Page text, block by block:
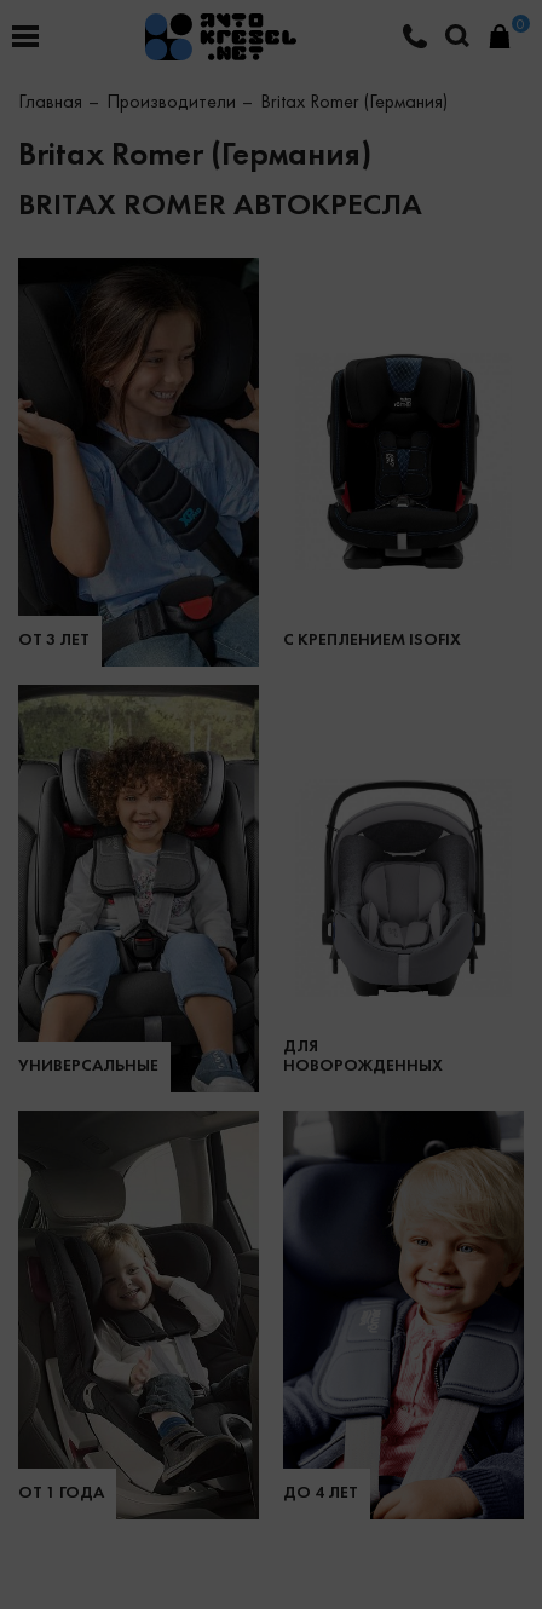
0
Главная Производители Britax Romer (Германия)
Britax Romer (Германия)
BRITAX ROMER АВТОКРЕСЛА
ОТ 3 ЛЕТ С КРЕПЛЕНИЕМ ISOFIX
УНИВЕРСАЛЬНЫЕ
ДЛЯ
НОВОРОЖДЕННЫХ
ОТ 1 ГОДА ДО 4 ЛЕТ